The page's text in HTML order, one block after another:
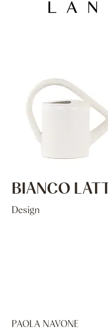
BIANCO
Design
PAOLA NAVONE